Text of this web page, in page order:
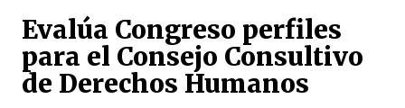
Evalúa Congreso perfiles
para el Consejo Consultivo
de Derechos Humanos